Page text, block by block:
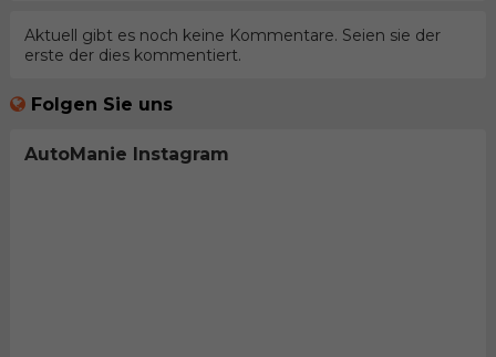
Aktuell gibt es noch keine Kommentare. Seien sie der
erste der dies kommentiert.
Folgen Sie uns
AutoManie Instagram